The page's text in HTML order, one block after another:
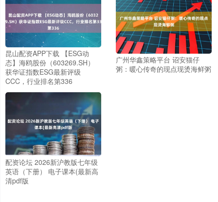
昆山配资APP下载 【ESG动
态】海鸥股份（603269.SH）
获华证指数ESG最新评级
CCC，行业排名第336
广州华鑫策略平台 诏安猫仔
粥：暖心传奇的现点现烫海鲜粥
配资论坛 2026新沪教版七年级
英语（下册） 电子课本(最新高
清pdf版